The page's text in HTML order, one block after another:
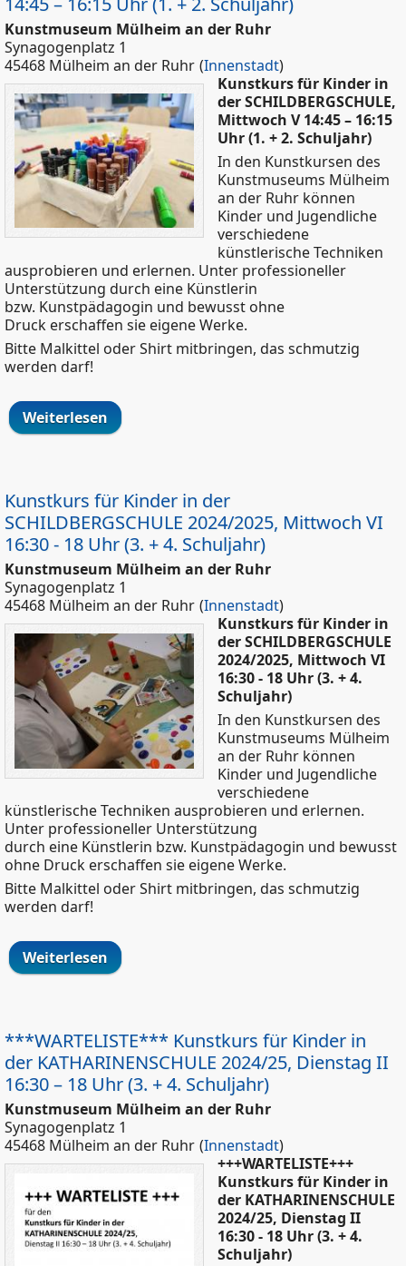
Kunstmuseum Mülheim an der Ruhr
Synagogenplatz 1
45468 Mülheim an der Ruhr (Innenstadt)
Kunstkurs für Kinder in
der SCHILDBERGSCHULE,
Mittwoch V 14:45 – 16:15
Uhr (1. + 2. Schuljahr)
In den Kunstkursen des
Kunstmuseums Mülheim
an der Ruhr können
Kinder und Jugendliche
verschiedene
künstlerische Techniken
ausprobieren und erlernen. Unter professioneller
Unterstützung durch eine Künstlerin
bzw. Kunstpädagogin und bewusst ohne
Druck erschaffen sie eigene Werke.
Bitte Malkittel oder Shirt mitbringen, das schmutzig
werden darf!
Weiterlesen über Kunstkurs für Kinder in der
SCHILDBERGSCHULE 2024/2025,
Kunstkurs für Kinder in der
SCHILDBERGSCHULE 2024/2025, Mittwoch VI
16:30 - 18 Uhr (3. + 4. Schuljahr)
Kunstmuseum Mülheim an der Ruhr
Synagogenplatz 1
45468 Mülheim an der Ruhr (Innenstadt)
Kunstkurs für Kinder in
der SCHILDBERGSCHULE
2024/2025, Mittwoch VI
16:30 - 18 Uhr (3. + 4.
Schuljahr)
In den Kunstkursen des
Kunstmuseums Mülheim
an der Ruhr können
Kinder und Jugendliche
verschiedene
künstlerische Techniken ausprobieren und erlernen.
Unter professioneller Unterstützung
durch eine Künstlerin bzw. Kunstpädagogin und bewusst
ohne Druck erschaffen sie eigene Werke.
Bitte Malkittel oder Shirt mitbringen, das schmutzig
werden darf!
Weiterlesen über Kunstkurs für Kinder in der
SCHILDBERGSCHULE 2024/2025,
***WARTELISTE*** Kunstkurs für Kinder in
der KATHARINENSCHULE 2024/25, Dienstag II
16:30 – 18 Uhr (3. + 4. Schuljahr)
Kunstmuseum Mülheim an der Ruhr
Synagogenplatz 1
45468 Mülheim an der Ruhr (Innenstadt)
+++WARTELISTE+++
Kunstkurs für Kinder in
der KATHARINENSCHULE
2024/25, Dienstag II
16:30 - 18 Uhr (3. + 4.
Schuljahr)